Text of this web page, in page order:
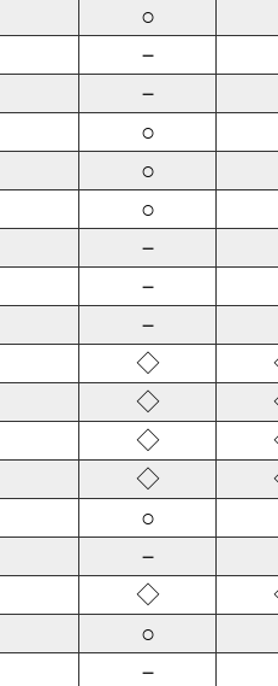
○
－
－
○
○
○
－
－
－
◇
◇
◇
◇
○
－
◇
○
－